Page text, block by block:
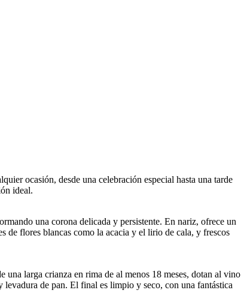
ocasión, desde una celebración especial hasta una tarde
ideal.
una corona delicada y persistente. En nariz, ofrece un
de flores blancas como la acacia y el lirio de cala, y frescos
larga crianza en rima de al menos 18 meses, dotan al vino
levadura de pan. El final es limpio y seco, con una fantástica